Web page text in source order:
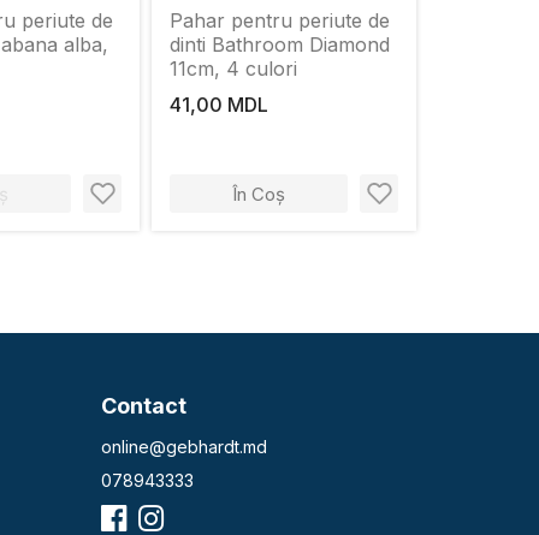
periute de
alba,
Pahar pentru periute de
dinti Bathroom Diamond
11cm, 4 culori
41,00 MDL
În Coș
Contact
online@gebhardt.md
078943333